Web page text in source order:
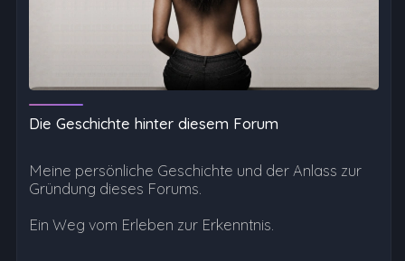
Die Geschichte hinter diesem Forum
Meine persönliche Geschichte und der Anlass zur
Gründung dieses Forums.
Ein Weg vom Erleben zur Erkenntnis.